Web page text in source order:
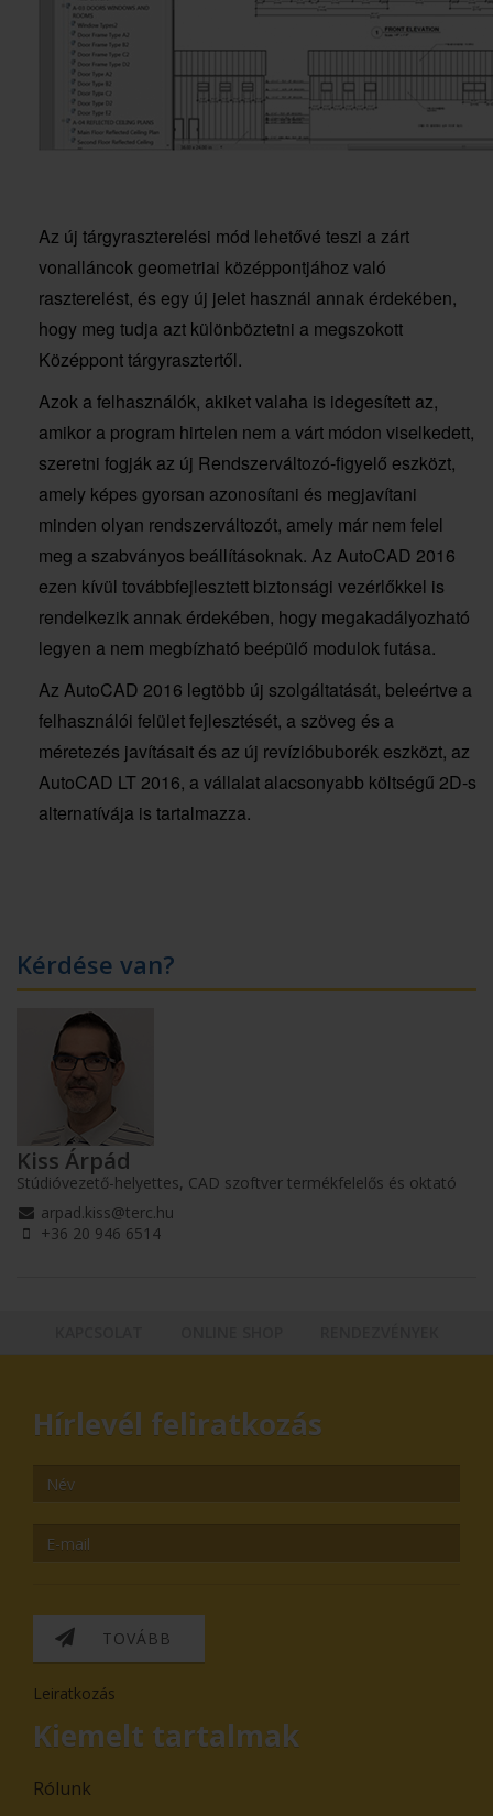
Az új tárgyraszterelési mód lehetővé teszi a zárt
vonalláncok geometriai középpontjához való
raszterelést, és egy új jelet használ annak érdekében,
hogy meg tudja azt különböztetni a megszokott
Középpont tárgyrasztertől.
Azok a felhasználók, akiket valaha is idegesített az,
amikor a program hirtelen nem a várt módon viselkedett,
szeretni fogják az új Rendszerváltozó-figyelő eszközt,
amely képes gyorsan azonosítani és megjavítani
minden olyan rendszerváltozót, amely már nem felel
meg a szabványos beállításoknak. Az AutoCAD 2016
ezen kívül továbbfejlesztett biztonsági vezérlőkkel is
rendelkezik annak érdekében, hogy megakadályozható
legyen a nem megbízható beépülő modulok futása.
Az AutoCAD 2016 legtöbb új szolgáltatását, beleértve a
felhasználói felület fejlesztését, a szöveg és a
méretezés javításait és az új revízióbuborék eszközt, az
AutoCAD LT 2016, a vállalat alacsonyabb költségű 2D-s
alternatívája is tartalmazza.
Kérdése van?
Kiss Árpád
Stúdióvezető-helyettes, CAD szoftver termékfelelős és oktató
arpad.kiss@terc.hu
+36 20 946 6514
Hírlevél feliratkozás
TOVÁBB
Leiratkozás
Kiemelt tartalmak
Rólunk